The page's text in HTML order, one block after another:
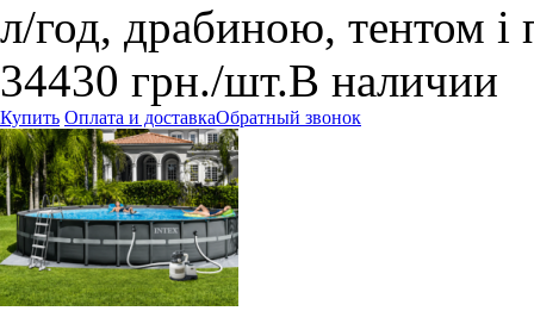
л/год, драбиною, тентом і
34430 грн./шт.В наличии
Купить Оплата и доставкаОбратный звонок